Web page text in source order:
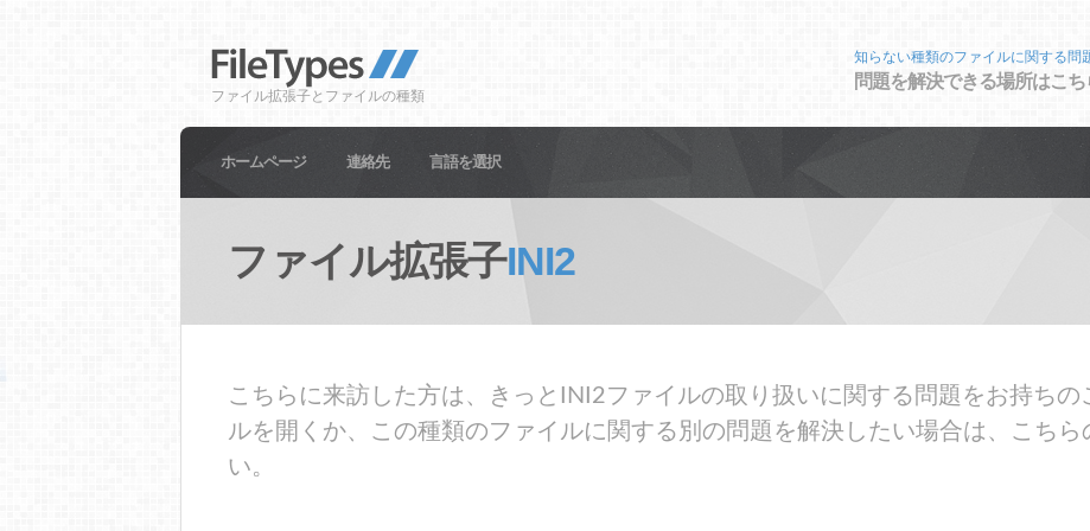
ファイル拡張子とファイルの種類
知らない種類のファイルに関する問
問題を解決できる場所はこ
ホームページ 連絡先 言語を選択
ファイル拡張子INI2
こちらに来訪した方は、きっとINI2ファイルの取り扱いに関する問題をお持ちの
ルを開くか、この種類のファイルに関する別の問題を解決したい場合は、こちら
い。